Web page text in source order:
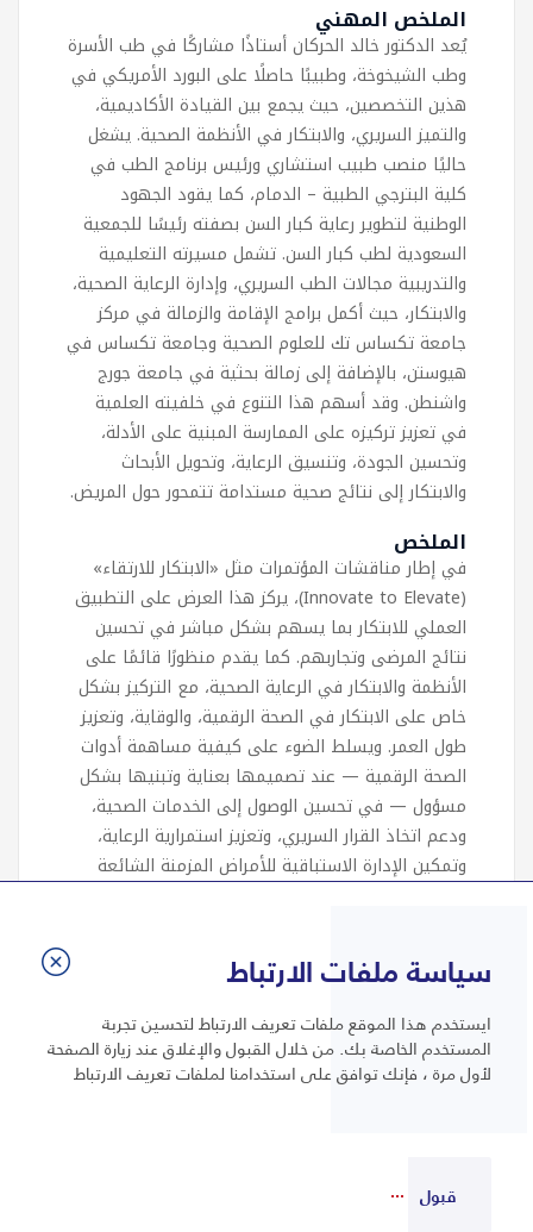
الملخص المهني
يُعد الدكتور خالد الحركان أستاذًا مشاركًا في طب الأسرة
وطب الشيخوخة، وطبيبًا حاصلًا على البورد الأمريكي في
هذين التخصصين، حيث يجمع بين القيادة الأكاديمية،
والتميز السريري، والابتكار في الأنظمة الصحية. يشغل
حاليًا منصب طبيب استشاري ورئيس برنامج الطب في
كلية البترجي الطبية – الدمام، كما يقود الجهود
الوطنية لتطوير رعاية كبار السن بصفته رئيسًا للجمعية
السعودية لطب كبار السن. تشمل مسيرته التعليمية
والتدريبية مجالات الطب السريري، وإدارة الرعاية الصحية،
والابتكار، حيث أكمل برامج الإقامة والزمالة في مركز
جامعة تكساس تك للعلوم الصحية وجامعة تكساس في
هيوستن، بالإضافة إلى زمالة بحثية في جامعة جورج
واشنطن. وقد أسهم هذا التنوع في خلفيته العلمية
في تعزيز تركيزه على الممارسة المبنية على الأدلة،
وتحسين الجودة، وتنسيق الرعاية، وتحويل الأبحاث
والابتكار إلى نتائج صحية مستدامة تتمحور حول المريض.
الملخص
في إطار مناقشات المؤتمرات مثل «الابتكار للارتقاء»
(Innovate to Elevate)، يركز هذا العرض على التطبيق
العملي للابتكار بما يسهم بشكل مباشر في تحسين
نتائج المرضى وتجاربهم. كما يقدم منظورًا قائمًا على
الأنظمة والابتكار في الرعاية الصحية، مع التركيز بشكل
خاص على الابتكار في الصحة الرقمية، والوقاية، وتعزيز
طول العمر. ويسلط الضوء على كيفية مساهمة أدوات
الصحة الرقمية — عند تصميمها بعناية وتبنيها بشكل
مسؤول — في تحسين الوصول إلى الخدمات الصحية،
ودعم اتخاذ القرار السريري، وتعزيز استمرارية الرعاية،
وتمكين الإدارة الاستباقية للأمراض المزمنة الشائعة
البروفيسور علي ربعان
حاصل على درجة الدكتوراه في علم الأحياء
الدقيقة الجزيئي من جامعة شيفيلد – المملكة
سياسة ملفات الارتباط
ايستخدم هذا الموقع ملفات تعريف الارتباط لتحسين تجربة
المستخدم الخاصة بك. من خلال القبول والإغلاق عند زيارة الصفحة
لأول مرة ، فإنك توافق على استخدامنا لملفات تعريف الارتباط
قبول